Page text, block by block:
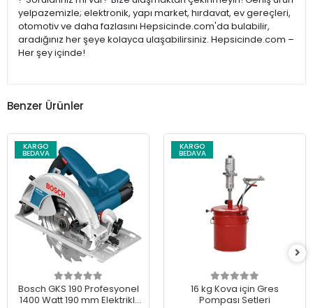
yelpazemizle; elektronik, yapı market, hırdavat, ev gereçleri,
otomotiv ve daha fazlasını Hepsicinde.com'da bulabilir,
aradığınız her şeye kolayca ulaşabilirsiniz. Hepsicinde.com –
Her şey içinde!
Benzer Ürünler
KARGO
BEDAVA
Bosch GKS 190 Profesyonel
1400 Watt 190 mm Elektrikli
KARGO
BEDAVA
16 kg Kova için Gres
Pompası Setleri